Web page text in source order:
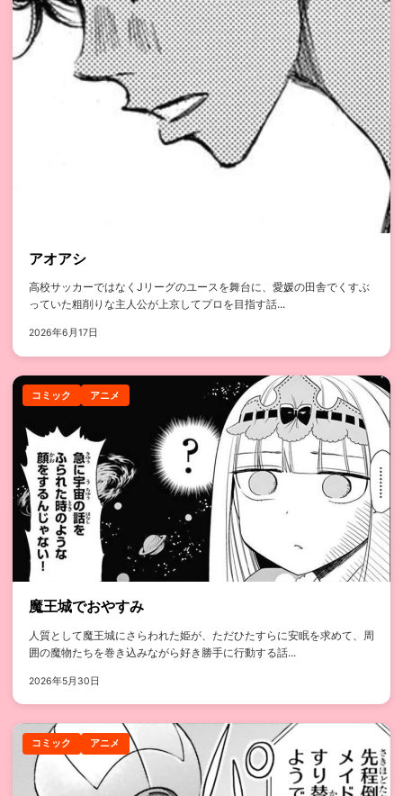
アオアシ
高校サッカーではなくJリーグのユースを舞台に、愛媛の田舎でくすぶ
っていた粗削りな主人公が上京してプロを目指す話...
2026年6月17日
コミック アニメ
魔王城でおやすみ
人質として魔王城にさらわれた姫が、ただひたすらに安眠を求めて、周
囲の魔物たちを巻き込みながら好き勝手に行動する話...
2026年5月30日
コミック アニメ